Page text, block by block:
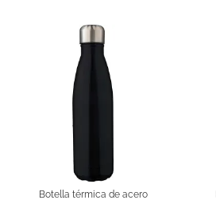
Botella térmica de acero